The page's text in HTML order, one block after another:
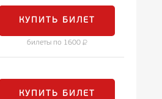
КУПИТЬ БИЛЕТ
билеты по 1600
КУПИТЬ БИЛЕТ